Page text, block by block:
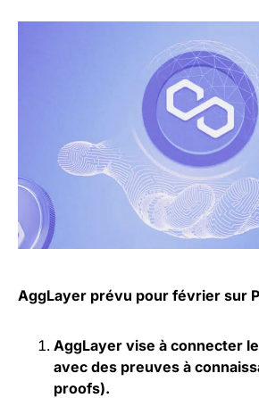
AggLayer prévu pour février sur
AggLayer vise à connecter
avec des preuves à
proofs).